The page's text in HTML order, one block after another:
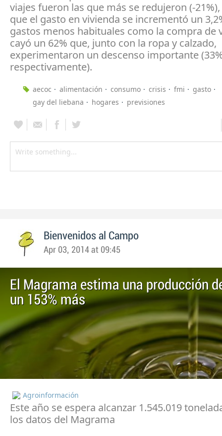
viajes fueron las que más se redujeron (-
que el gasto en vivienda se incrementó un
gastos menos habituales como la compra de
cayó un 62% que, junto con la ropa y calzado,
experimentaron un descenso importante
respectivamente).
aecoc alimentación consumo crisis fmi
gasto
gay del liebana
hogares previsiones
Bienvenidos al Campo
Apr 03, 2014 at 09:45
El Magrama estima una producción
un 153% más
Agroinformación
Este año se espera alcanzar 1.545.019
los datos del Magrama